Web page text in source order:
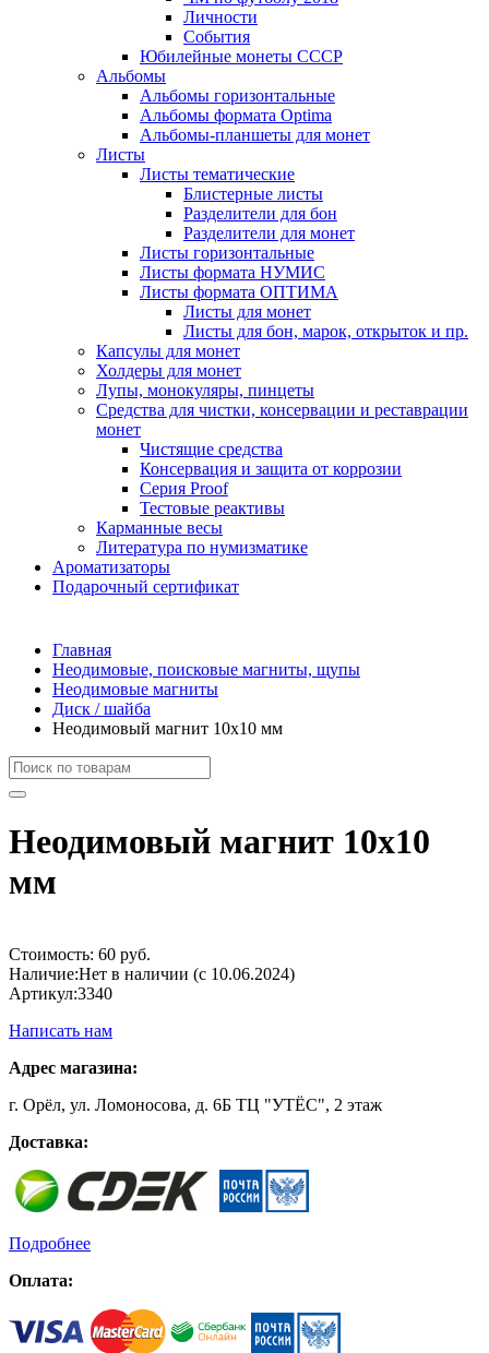
Личности
События
Юбилейные монеты СССР
Альбомы
Альбомы горизонтальные
Альбомы формата Optima
Альбомы-планшеты для монет
Листы
Листы тематические
Блистерные листы
Разделители для бон
Разделители для монет
Листы горизонтальные
Листы формата НУМИС
Листы формата ОПТИМА
Листы для монет
Листы для бон, марок, открыток и пр.
Капсулы для монет
Холдеры для монет
Лупы, монокуляры, пинцеты
Средства для чистки, консервации и реставрации
монет
Чистящие средства
Консервация и защита от коррозии
Серия Proof
Тестовые реактивы
Карманные весы
Литература по нумизматике
Ароматизаторы
Подарочный сертификат
Главная
Неодимовые, поисковые магниты, щупы
Неодимовые магниты
Диск / шайба
Неодимовый магнит 10х10 мм
Неодимовый магнит 10х10
мм
Стоимость: 60 руб.
Наличие:Нет в наличии (с 10.06.2024)
Артикул:3340
Написать нам
Адрес магазина:
г. Орёл, ул. Ломоносова, д. 6Б ТЦ "УТЁС", 2 этаж
Доставка:
Подробнее
Оплата: